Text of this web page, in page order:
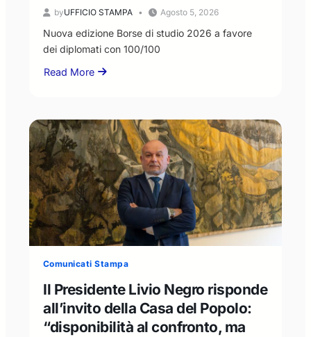
byUFFICIO STAMPA Agosto 5, 2026
Nuova edizione Borse di studio 2026 a favore
dei diplomati con 100/100
Read More
about
Borse
di
studio
2026
a
favore
dei
diplomati
con
Comunicati Stampa
Il Presidente Livio Negro risponde
all’invito della Casa del Popolo:
“disponibilità al confronto, ma